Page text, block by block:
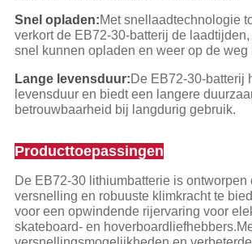
Snel opladen:Met snellaadtechnologie
verkort de EB72-30-batterij de
snel kunnen opladen en weer op de weg
Lange levensduur:De EB72-30-batterij
levensduur en biedt een langere
betrouwbaarheid bij langdurig gebruik.
Producttoepassingen
De EB72-30 lithiumbatterie is ontworpen
versnelling en robuuste klimkracht te
voor een opwindende rijervaring voor
skateboard- en